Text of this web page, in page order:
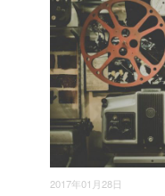
2017年01月28日